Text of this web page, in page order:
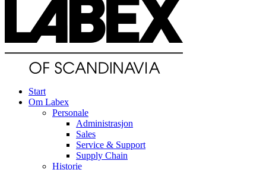
Start
Om Labex
Personale
Administrasjon
Sales
Service & Support
Supply Chain
Historie